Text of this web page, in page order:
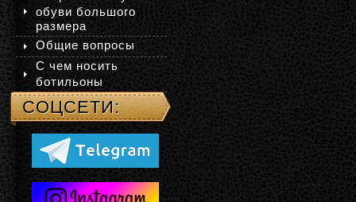
обуви большого
размера
Общие вопросы
С чем носить
ботильоны
СОЦСЕТИ: